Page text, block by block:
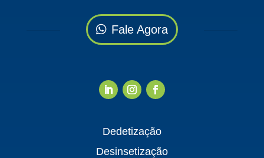
Fale Agora
Dedetização
Desinsetização